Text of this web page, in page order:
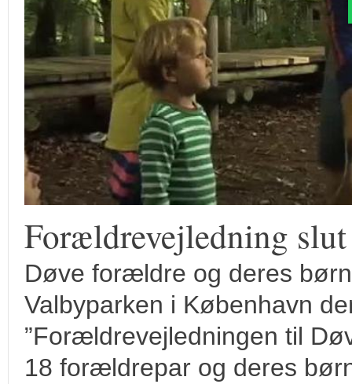
Forældrevejledning slut
Døve forældre og deres
Valbyparken i København
”Forældrevejledningen til
18 forældrepar og deres